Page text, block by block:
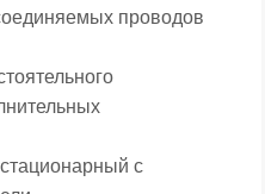
проводов
стационарный с